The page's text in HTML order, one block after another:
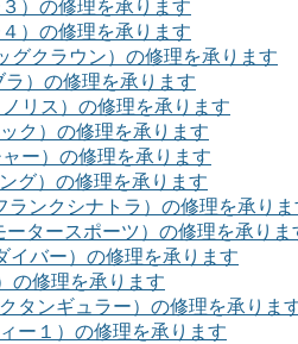
）の修理を承ります
）の修理を承ります
グクラウン）の修理を承ります
ラ）の修理を承ります
ノリス）の修理を承ります
ク）の修理を承ります
ー）の修理を承ります
グ）の修理を承ります
ランクシナトラ）の修理を承りま
ータースポーツ）の修理を承りま
イバー）の修理を承ります
の修理を承ります
クタンギュラー）の修理を承りま
ー１）の修理を承ります